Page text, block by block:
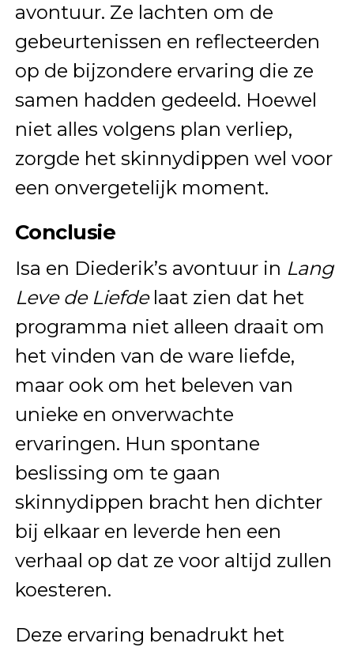
avontuur. Ze lachten om de
gebeurtenissen en reflecteerden
op de bijzondere ervaring die ze
samen hadden gedeeld. Hoewel
niet alles volgens plan verliep,
zorgde het skinnydippen wel voor
een onvergetelijk moment.
Conclusie
Isa en Diederik’s avontuur in Lang
Leve de Liefdelaat zien dat het
programma niet alleen draait om
het vinden van de ware liefde,
maar ook om het beleven van
unieke en onverwachte
ervaringen. Hun spontane
beslissing om te gaan
skinnydippen bracht hen dichter
bij elkaar en leverde hen een
verhaal op dat ze voor altijd zullen
koesteren.
Deze ervaring benadrukt het